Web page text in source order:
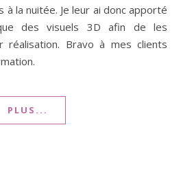
à la nuitée. Je leur ai donc apporté
des visuels 3D afin de les
réalisation. Bravo à mes clients
PLUS...